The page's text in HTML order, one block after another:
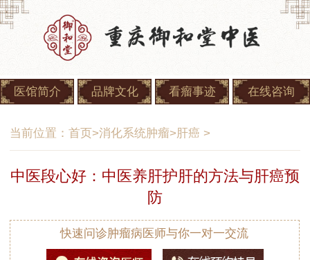
医馆简介 品牌文化 看瘤事迹 在线咨询
当前位置： 首页>消化系统肿瘤>肝癌 >
中医段心好：中医养肝护肝的方法与肝癌预
防
快速问诊肿瘤病医师与你一对一交流